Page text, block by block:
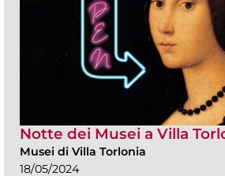
Notte dei Musei a Villa
Musei di Villa Torlonia
18/05/2024